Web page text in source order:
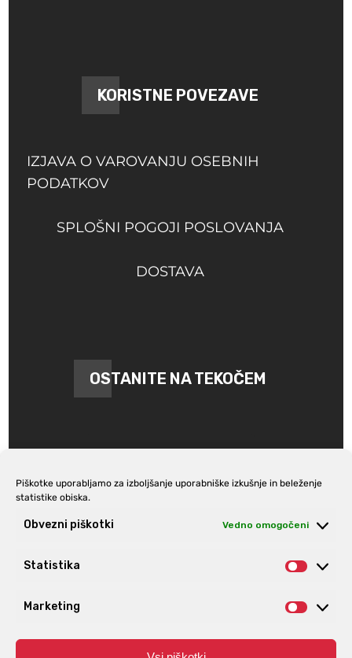
Piškotke uporabljamo za izboljšanje uporabniške izkušnje in beleženje
statistike obiska.
Obvezni piškotki Vedno omogočeni
Statistika
Marketing
KORISTNE POVEZAVE
IZJAVA O VAROVANJU OSEBNIH
PODATKOV
SPLOŠNI POGOJI POSLOVANJA
DOSTAVA
OSTANITE NA TEKOČEM